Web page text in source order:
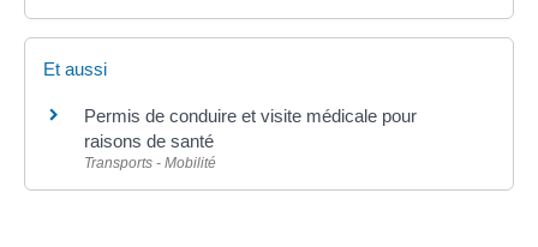
Et aussi
Permis de conduire et visite médicale pour
raisons de santé
Transports - Mobilité